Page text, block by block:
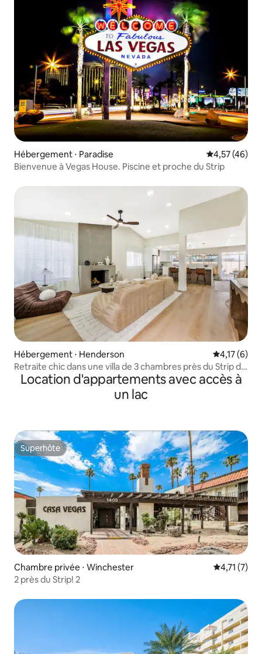
Hébergement ⋅ Paradise Évaluation
4,57 (46)
Bienvenue à Vegas House. Piscine et proche du Strip
Hébergement ⋅ Henderson Évaluation
4,17 (6)
Retraite chic dans une villa de 3 chambres près du Strip de
Las Vegas !
Location d'appartements avec accès à
un lac
Superhôte
Superhôte
Chambre privée ⋅ Winchester Évaluation
4,71 (7)
2 près du Strip! 2